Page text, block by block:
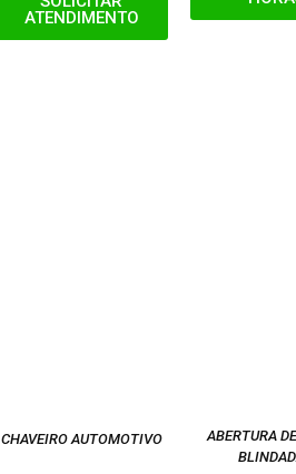
ATENDIMENTO
CHAVEIRO AUTOMOTIVO
ABERTURA